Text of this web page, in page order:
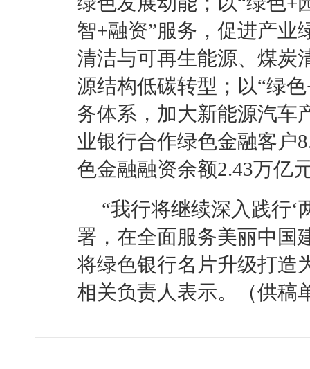
智+融资”服务，促进产业
清洁与可再生能源、煤炭
源结构低碳转型；以“绿
务体系，加大新能源汽车
业银行合作绿色金融客户
色金融融资余额2.43万亿
“我行将继续深入践行‘
署，在全面服务美丽中国
将绿色银行名片升级打造
相关负责人表示。（供稿